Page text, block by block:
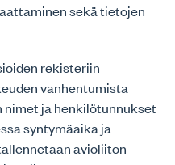
sekä tietojen
rekisteriin
vanhentumista
nimet ja henkilötunnukset
syntymäaika ja
avioliiton